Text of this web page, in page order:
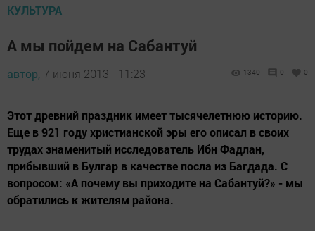
КУЛЬТУРА
А мы пойдем на Сабантуй
автор, 7 июня 2013 - 11:23 1340 0 0
Этот древний праздник имеет тысячелетнюю историю.
Еще в 921 году христианской эры его описал в своих
трудах знаменитый исследователь Ибн Фадлан,
прибывший в Булгар в качестве посла из Багдада. С
вопросом: «А почему вы приходите на Сабантуй?» - мы
обратились к жителям района.